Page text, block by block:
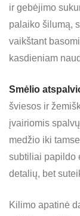
ir gebėjimo
palaiko šilumą,
vaikštant
kasdieniam
Smėlio
šviesos ir
įvairiomis
medžio iki
subtiliai papildo
detalių, bet
Kilimo apatinė